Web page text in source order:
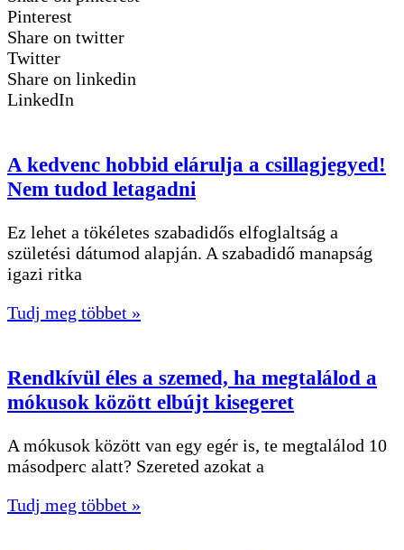
Pinterest
Share on twitter
Twitter
Share on linkedin
LinkedIn
A kedvenc hobbid elárulja a csillagjegyed!
Nem tudod letagadni
Ez lehet a tökéletes szabadidős elfoglaltság a
születési dátumod alapján. A szabadidő manapság
igazi ritka
Tudj meg többet »
Rendkívül éles a szemed, ha megtalálod a
mókusok között elbújt kisegeret
A mókusok között van egy egér is, te megtalálod 10
másodperc alatt? Szereted azokat a
Tudj meg többet »